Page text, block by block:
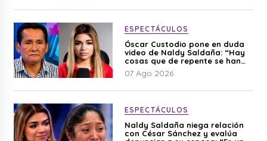
ESPECTÁCULOS
Óscar Custodio pone en duda
video de Naldy Saldaña: “Hay
cosas que de repente se han
editado”
07 Ago 2026
ESPECTÁCULOS
Naldy Saldaña niega relación
con César Sánchez y evalúa